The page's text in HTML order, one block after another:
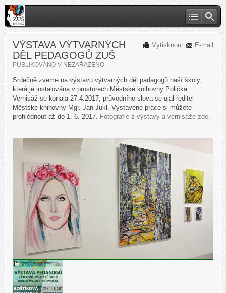
E-mail
Vytisknout
VÝSTAVA VÝTVARNÝCH
DĚL PEDAGOGŮ ZUŠ
PUBLIKOVÁNO V NEZAŘAZENO
Srdečně zveme na výstavu výtvarných děl padagogů naší školy,
která je instalována v prostorech Městské knihovny Polička.
Vernisáž se konala 27.4.2017, průvodního slova se ujal ředitel
Městské knihovny Mgr. Jan Jukl. Vystavené práce si můžete
prohlédnout až do 1. 6. 2017. Fotografie z výstavy a vernisáže zde.